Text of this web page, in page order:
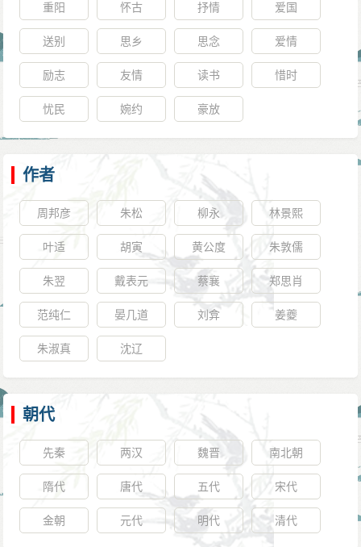
重阳 怀古 抒情 爱国
送别 思乡 思念 爱情
励志 友情 读书 惜时
忧民 婉约 豪放
作者
周邦彦 朱松 柳永 林景熙
叶适 胡寅 黄公度 朱敦儒
朱翌 戴表元 蔡襄 郑思肖
范纯仁 晏几道 刘弇 姜夔
朱淑真 沈辽
朝代
先秦 两汉 魏晋 南北朝
隋代 唐代 五代 宋代
金朝 元代 明代 清代